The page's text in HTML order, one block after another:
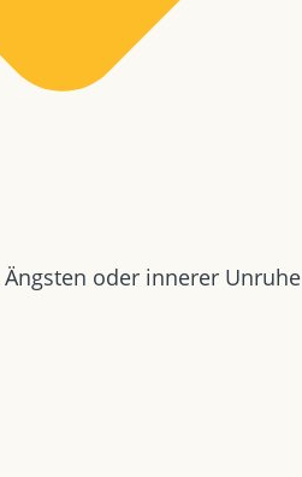
oder innerer Unruhe